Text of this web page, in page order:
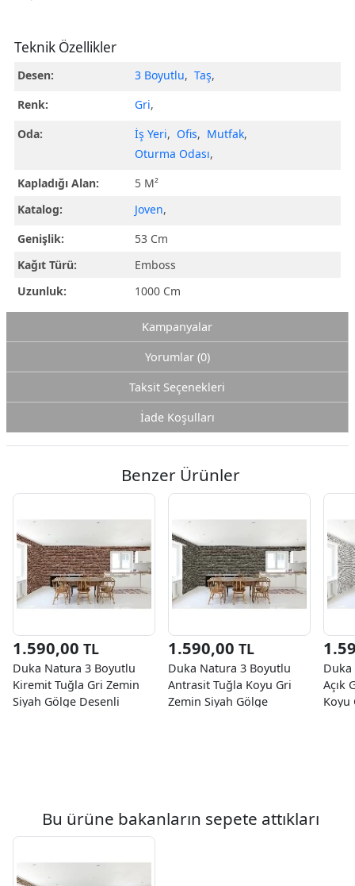
Teknik Özellikler
Desen: 3 Boyutlu, Taş,
Renk:
Gri,
Oda:
İş Yeri, Ofis, Mutfak,
Oturma Odası,
Kapladığı Alan:
5 M²
Katalog:
Joven,
Genişlik:
53 Cm
Kağıt Türü:
Emboss
Uzunluk:
1000 Cm
Kampanyalar
Yorumlar (0)
Taksit Seçenekleri
İade Koşulları
Benzer Ürünler
1.590,00 TL
Duka Natura 3 Boyutlu
Kiremit Tuğla Gri Zemin
Siyah Gölge Desenli
1.590,00 TL
Duka Natura 3 Boyutlu
Antrasit Tuğla Koyu Gri
Zemin Siyah Gölge
Açık
Koyu
Bu ürüne bakanların sepete attıkları